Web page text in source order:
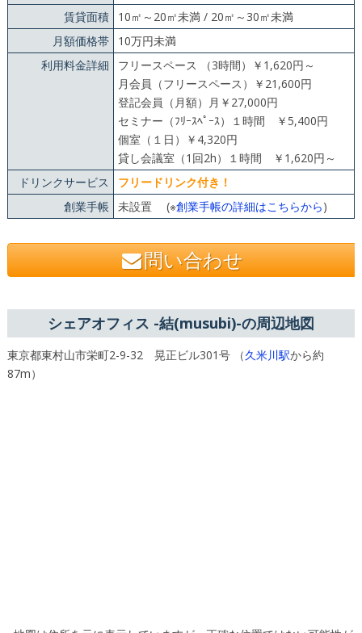
賃貸面積
10㎡～20㎡未満 / 20㎡～30㎡未満
月額価格帯
10万円未満
利用料金詳細
フリースペース （3時間）￥1,620円～
月会員（フリースペース）￥21,600円
登記会員（月額）月￥27,000円
セミナー（ﾌﾘｰｽﾍﾟｰｽ）１時間 ￥5,400円
個室（１日）￥4,320円
貸し会議室（1回2h）１時間 ￥1,620円～
ドリンクサービス
フリードリンク付き！
創業手帳 未設置 (※創業手帳の詳細はこちらから)
問い合わせ
シェアオフィス -結(musubi)-の周辺地図
東京都東村山市栄町2-9-32 晃正ビル301号 （久米川駅から約
87m）